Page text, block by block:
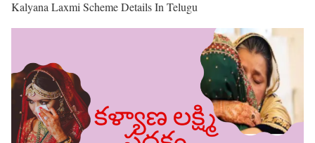
Kalyana Laxmi Scheme Details In Telugu